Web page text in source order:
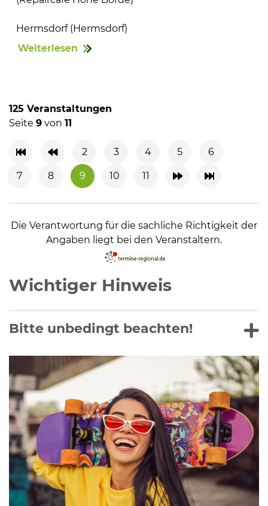
Hermsdorf (Hermsdorf)
Weiterlesen
125 Veranstaltungen
Seite 9 von 11
2 3 4 5 6
7 8 9 10 11
Die Verantwortung für die sachliche Richtigkeit der
Angaben liegt bei den Veranstaltern.
Wichtiger Hinweis
Bitte unbedingt beachten!